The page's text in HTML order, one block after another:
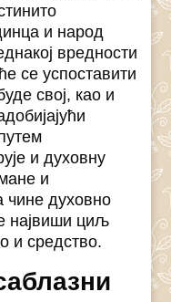
и народ
вредности
се успоставити
свој, као и
и духовну
и
чине духовно
највиши циљ
и средство.